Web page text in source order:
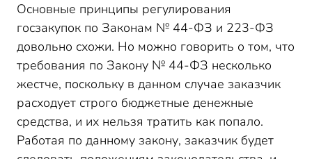
Основные принципы регулирования
госзакупок по Законам № 44-ФЗ и 223-ФЗ
довольно схожи. Но можно говорить о том, что
требования по Закону № 44-ФЗ несколько
жестче, поскольку в данном случае заказчик
расходует строго бюджетные денежные
средства, и их нельзя тратить как попало.
Работая по данному закону, заказчик будет